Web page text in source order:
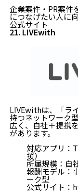
企業案件・PR案件
につなげたい人に
公式サイト
21. LIVEwith
LIVEwithは、「ラ
持つネットワーク
広く、自社＋提携
があります。
対応アプリ：
援）
所属規模：自
報酬モデル：
ーク型
公式サイト：